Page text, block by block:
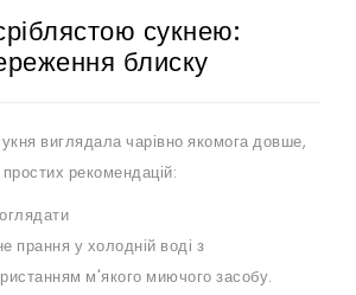
сукнею:
блиску
виглядала чарівно якомога довше,
рекомендацій:
прання у холодній воді з
м'якого миючого засобу.